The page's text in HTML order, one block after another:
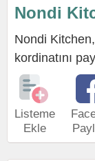
Nondi
Nondi
kordinatını
Listeme
Ekle